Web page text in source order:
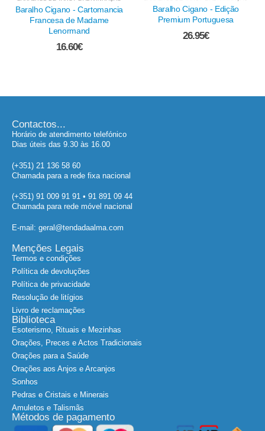
Baralho Cigano - Edição
Premium Portuguesa
26.95
Oráculo de Kuan Yin
39.95€
Contactos...
Horário de atendimento telefónico
Dias úteis das 9.30 às 16.00
Chamada para a rede fixa nacional
(+351) 91 009 91 91 • 91 891 09 44
Chamada para rede móvel nacional
Menções Legais
Termos e condições
Política de devoluções
Política de privacidade
Resolução de litígios
Livro de reclamações
Biblioteca
Esoterismo, Rituais e Mezinhas
Orações para a Saúde
Orações aos Anjos e Arcanjos
Sonhos
Métodos de pagamento